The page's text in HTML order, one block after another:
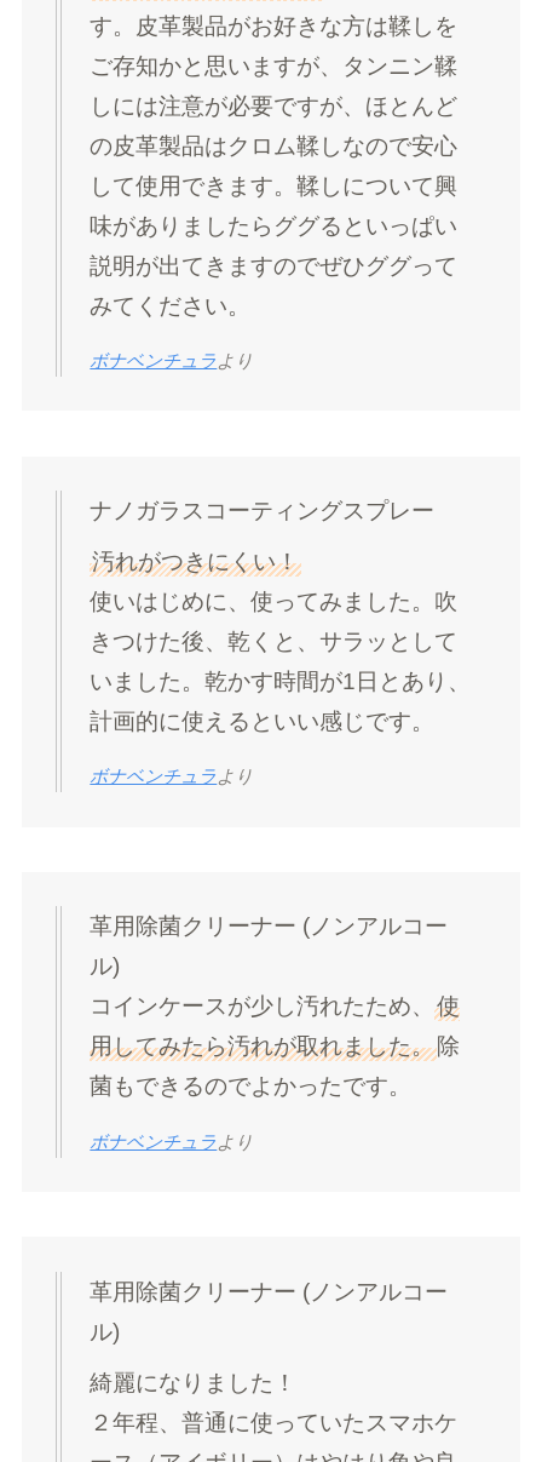
す。皮革製品がお好きな方は鞣しを
ご存知かと思いますが、タンニン鞣
しには注意が必要ですが、ほとんど
の皮革製品はクロム鞣しなので安心
して使用できます。鞣しについて興
味がありましたらググるといっぱい
説明が出てきますのでぜひググって
みてください。
ボナベンチュラ より
ナノガラスコーティングスプレー
汚れがつきにくい！
使いはじめに、使ってみました。吹
きつけた後、乾くと、サラッとして
いました。乾かす時間が1日とあり、
計画的に使えるといい感じです。
ボナベンチュラより
革用除菌クリーナー (ノンアルコー
ル)
コインケースが少し汚れたため、使
用してみたら汚れが取れました。除
菌もできるのでよかったです。
ボナベンチュラ より
革用除菌クリーナー (ノンアルコー
ル)
綺麗になりました！
２年程、普通に使っていたスマホケ